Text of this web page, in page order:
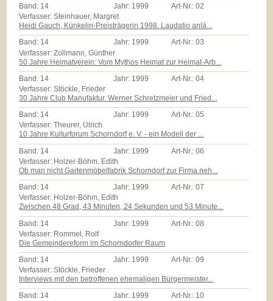
Band: 14 Jahr: 1999 Art-Nr.:02
Verfasser: Steinhauer, Margret
Heidi Gauch, Künkelin-Preisträgerin 1998. Laudatio anlä...
Band: 14 Jahr: 1999 Art-Nr.:03
Verfasser: Zollmann, Günther
50 Jahre Heimatverein: Vom Mythos Heimat zur Heimat-Arb...
Band: 14 Jahr: 1999 Art-Nr.:04
Verfasser: Stöckle, Frieder
30 Jahre Club Manufaktur. Werner Schretzmeier und Fried...
Band: 14 Jahr: 1999 Art-Nr.:05
Verfasser: Theurer, Ulrich
10 Jahre Kulturforum Schorndorf e. V. - ein Modell der ...
Band: 14 Jahr: 1999 Art-Nr.:06
Verfasser: Holzer-Böhm, Edith
Ob man nicht Gartenmöbelfabrik Schorndorf zur Firma neh...
Band: 14 Jahr: 1999 Art-Nr.:07
Verfasser: Holzer-Böhm, Edith
Zwischen 48 Grad, 43 Minuten, 24 Sekunden und 53 Minute...
Band: 14 Jahr: 1999 Art-Nr.:08
Verfasser: Rommel, Rolf
Die Gemeindereform im Schorndorfer Raum
Band: 14 Jahr: 1999 Art-Nr.:09
Verfasser: Stöckle, Frieder
Interviews mit den betroffenen ehemaligen Bürgermeister...
Band: 14 Jahr: 1999 Art-Nr.: 10